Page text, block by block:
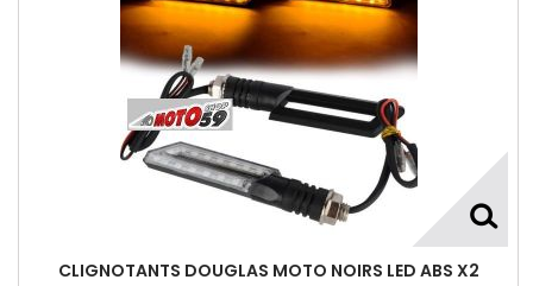
CLIGNOTANTS DOUGLAS MOTO NOIRS LED ABS X2